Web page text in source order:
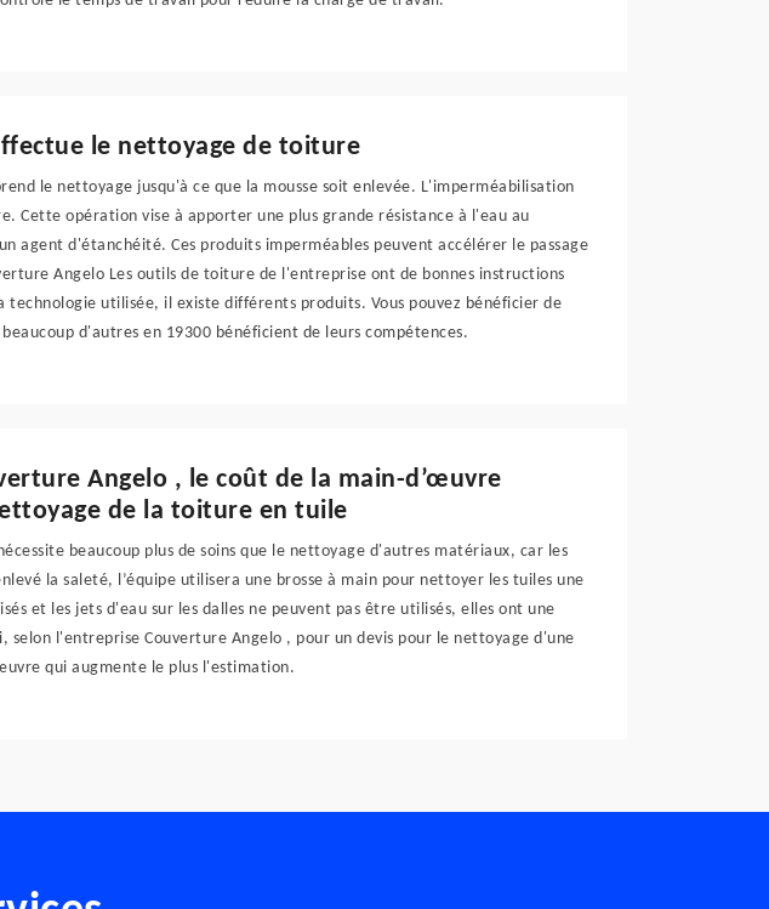
le nettoyage de toiture
le nettoyage jusqu'à ce que la mousse soit enlevée. L'imperméabilisation
Cette opération vise à apporter une plus grande résistance à l'eau au
agent d'étanchéité. Ces produits imperméables peuvent accélérer le passage
Angelo Les outils de toiture de l'entreprise ont de bonnes instructions
technologie utilisée, il existe différents produits. Vous pouvez bénéficier de
d'autres en 19300 bénéficient de leurs compétences.
Angelo , le coût de la main-d’œuvre
de la toiture en tuile
beaucoup plus de soins que le nettoyage d'autres matériaux, car les
la saleté, l’équipe utilisera une brosse à main pour nettoyer les tuiles une
et les jets d'eau sur les dalles ne peuvent pas être utilisés, elles ont une
l'entreprise Couverture Angelo , pour un devis pour le nettoyage d'une
qui augmente le plus l'estimation.